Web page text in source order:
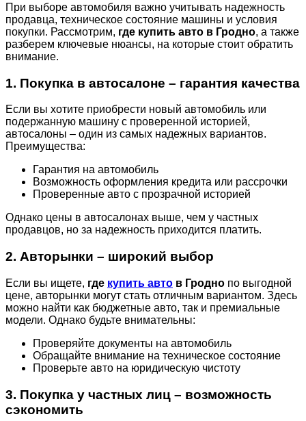
При выборе автомобиля важно учитывать надежность
продавца, техническое состояние машины и условия
покупки. Рассмотрим, где купить авто в Гродно, а также
разберем ключевые нюансы, на которые стоит обратить
внимание.
1. Покупка в автосалоне – гарантия качества
Если вы хотите приобрести новый автомобиль или
подержанную машину с проверенной историей,
автосалоны – один из самых надежных вариантов.
Преимущества:
Гарантия на автомобиль
Возможность оформления кредита или рассрочки
Проверенные авто с прозрачной историей
Однако цены в автосалонах выше, чем у частных
продавцов, но за надежность приходится платить.
2. Авторынки – широкий выбор
Если вы ищете, где купить авто в Гродно по выгодной
цене, авторынки могут стать отличным вариантом. Здесь
можно найти как бюджетные авто, так и премиальные
модели. Однако будьте внимательны:
Проверяйте документы на автомобиль
Обращайте внимание на техническое состояние
Проверьте авто на юридическую чистоту
3. Покупка у частных лиц – возможность
сэкономить